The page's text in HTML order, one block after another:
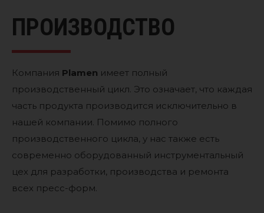
ПРОИЗВОДСТВО
Компания Plamen имеет полный
производственный цикл. Это означает, что каждая
часть продукта производится исключительно в
нашей компании. Помимо полного
производственного цикла, у нас также есть
современно оборудованный инструментальный
цех для разработки, производства и ремонта
всех пресс-форм.